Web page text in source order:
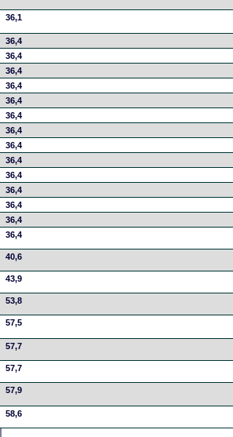
36,1
36,4
36,4
36,4
36,4
36,4
36,4
36,4
36,4
36,4
36,4
36,4
36,4
36,4
36,4
40,6
43,9
53,8
57,5
57,7
57,7
57,9
58,6